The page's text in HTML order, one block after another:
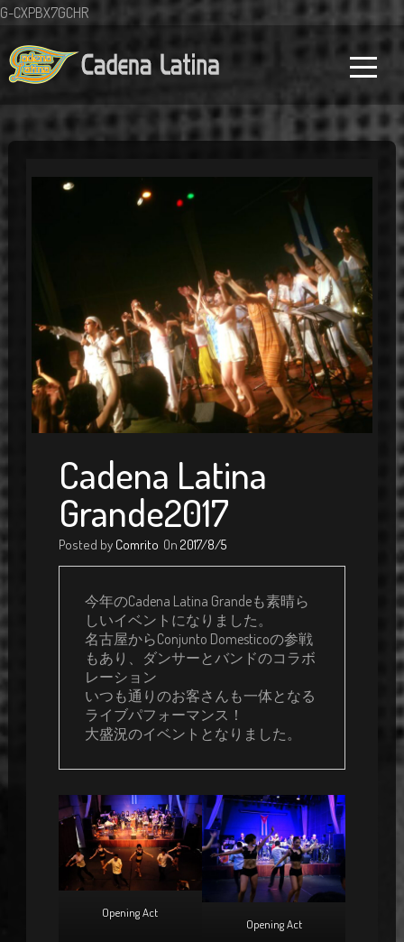
G-CXPBX7GCHR
Cadena Latina
Grande2017
Posted by Comrito On 2017/8/5
今年のCadena Latina Grandeも素晴ら
しいイベントになりました。
名古屋からConjunto Domesticoの参戦
もあり、ダンサーとバンドのコラボ
レーション
いつも通りのお客さんも一体となる
ライブパフォーマンス！
大盛況のイベントとなりました。
Opening Act
Opening Act